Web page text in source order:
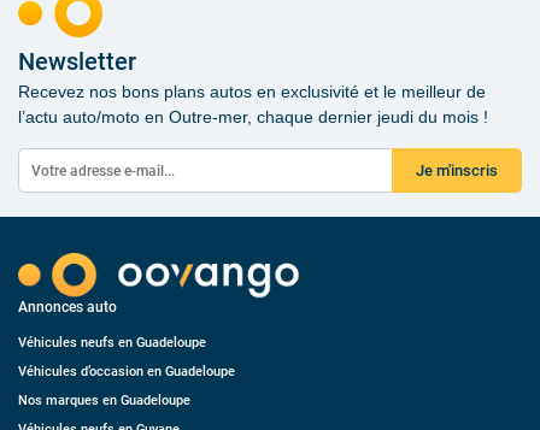
Newsletter
Recevez nos bons plans autos en exclusivité et le meilleur de
l’actu auto/moto en Outre-mer, chaque dernier jeudi du mois !
Je m'inscris
Annonces auto
Véhicules neufs en Guadeloupe
Véhicules d’occasion en Guadeloupe
Nos marques en Guadeloupe